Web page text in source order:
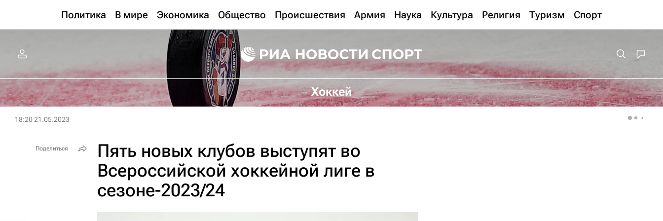
Политика В мире Экономика Общество Происшествия Армия Наука Культура Религия Туризм Спорт
Хоккей
18:20 21.05.2023
Пять новых клубов выступят во
Всероссийской хоккейной лиге в
сезоне-2023/24
Поделиться